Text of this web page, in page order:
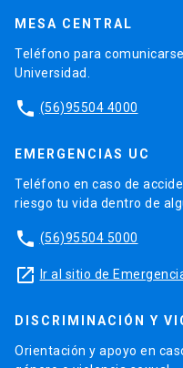
MESA CENTRAL
Teléfono para
Universidad.
phone (56)95504 4000
EMERGENCIAS UC
Teléfono en caso de
riesgo tu vida dentro de
phone (56)95504 5000
launch Ir al sitio de
DISCRIMINACIÓN Y
Orientación y apoyo en